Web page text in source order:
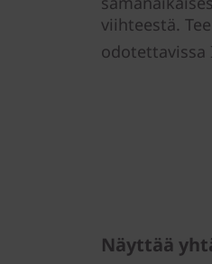
viihteestä.
odotettavissa
Näyttää